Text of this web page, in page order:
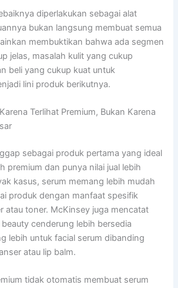
diperlakukan sebagai alat
bukan langsung membuat semua
membuktikan bahwa ada segmen
jelas, masalah kulit yang cukup
beli yang cukup kuat untuk
lini produk berikutnya.
Terlihat Premium, Bukan Karena
sebagai produk pertama yang ideal
premium dan punya nilai jual lebih
kasus, serum memang lebih mudah
produk dengan manfaat spesifik
atau toner. McKinsey juga mencatat
cenderung lebih bersedia
lebih untuk facial serum dibanding
atau lip balm.
tidak otomatis membuat serum